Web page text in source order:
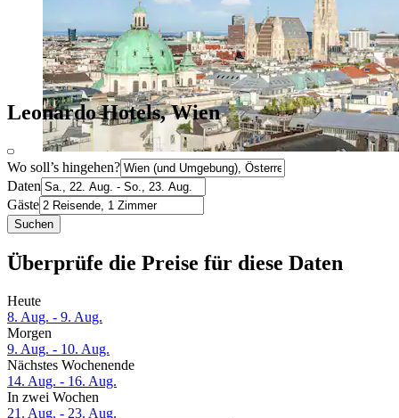
Leonardo Hotels, Wien
Wo soll’s hingehen?
Daten
Gäste
Suchen
Überprüfe die Preise für diese Daten
Heute
8. Aug. - 9. Aug.
Morgen
9. Aug. - 10. Aug.
Nächstes Wochenende
14. Aug. - 16. Aug.
In zwei Wochen
21. Aug. - 23. Aug.